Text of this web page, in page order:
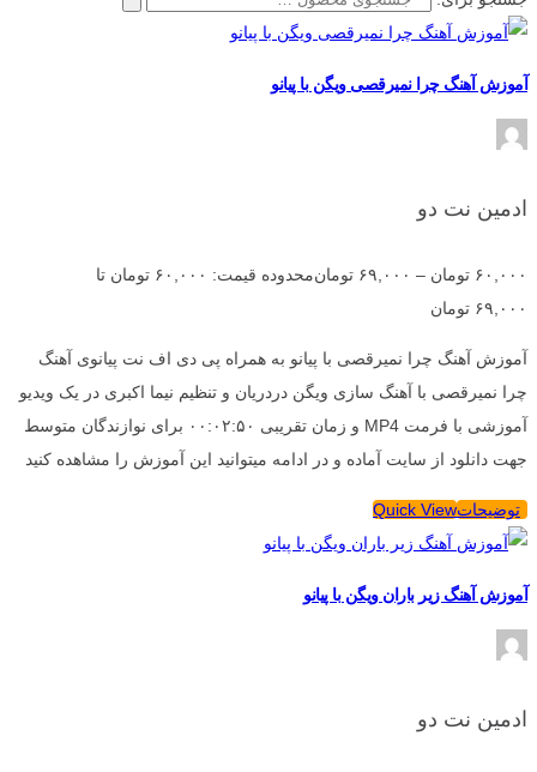
آموزش آهنگ چرا نمیرقصی ویگن با پیانو
ادمین نت دو
۶۰,۰۰۰ تومان – ۶۹,۰۰۰ تومان
محدوده قیمت: ۶۰,۰۰۰ تومان تا
۶۹,۰۰۰ تومان
آموزش آهنگ چرا نمیرقصی با پیانو به همراه پی دی اف نت پیانوی آهنگ
چرا نمیرقصی با آهنگ سازی ویگن دردریان و تنظیم نیما اکبری در یک ویدیو
آموزشی با فرمت MP4 و زمان تقریبی ۰۰:۰۲:۵۰ برای نوازندگان متوسط
جهت دانلود از سایت آماده و در ادامه میتوانید این آموزش را مشاهده کنید
توضیحاتQuick View
آموزش آهنگ زیر باران ویگن با پیانو
ادمین نت دو